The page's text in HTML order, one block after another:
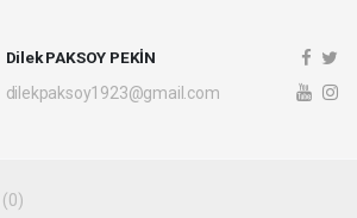
Dilek PAKSOY PEKİN
dilekpaksoy1923@gmail.com
(0)